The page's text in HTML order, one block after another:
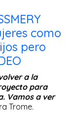
como
pero
a la
para
Vamos a ver
Trome.